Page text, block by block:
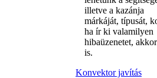
illetve a kazánja
márkáját, típusát,
ha ír ki valamilyen
hibaüzenetet,
is.
Konvektor javítás